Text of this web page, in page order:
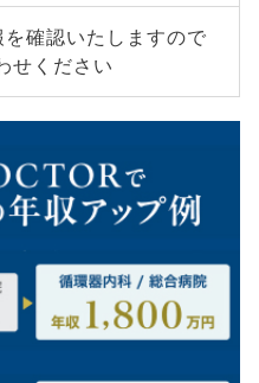
確認いたしますので
せください